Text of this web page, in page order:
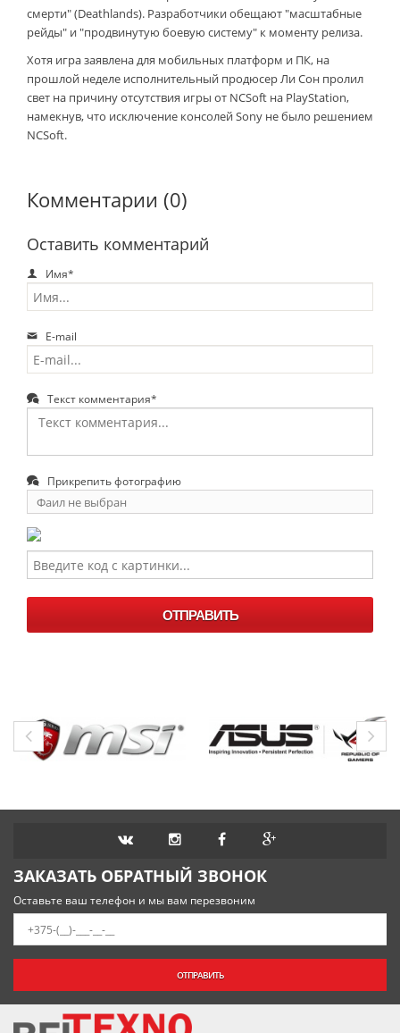
смерти" (Deathlands). Разработчики обещают "масштабные
рейды" и "продвинутую боевую систему" к моменту релиза.
Хотя игра заявлена для мобильных платформ и ПК, на
прошлой неделе исполнительный продюсер Ли Сон пролил
свет на причину отсутствия игры от NCSoft на PlayStation,
намекнув, что исключение консолей Sony не было решением
NCSoft.
Комментарии (0)
Оставить комментарий
Имя*
E-mail
Текст комментария*
Прикрепить фотографию
Фаил не выбран
фаил
ОТПРАВИТЬ
ЗАКАЗАТЬ ОБРАТНЫЙ ЗВОНОК
Оставьте ваш телефон и мы вам перезвоним
ОТПРАВИТЬ